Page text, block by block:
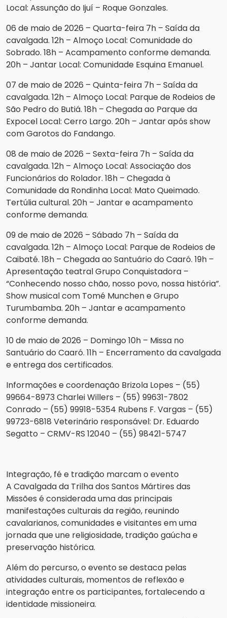
Local: Assunção do Ijuí – Roque Gonzales.
06 de maio de 2026 – Quarta-feira 7h – Saída da
cavalgada. 12h – Almoço Local: Comunidade do
Sobrado. 18h – Acampamento conforme demanda.
20h – Jantar Local: Comunidade Esquina Emanuel.
07 de maio de 2026 – Quinta-feira 7h – Saída da
cavalgada. 12h – Almoço Local: Parque de Rodeios de
São Pedro do Butiá. 18h – Chegada ao Parque da
Expocel Local: Cerro Largo. 20h – Jantar após show
com Garotos do Fandango.
08 de maio de 2026 – Sexta-feira 7h – Saída da
cavalgada. 12h – Almoço Local: Associação dos
Funcionários do Rolador. 18h – Chegada à
Comunidade da Rondinha Local: Mato Queimado.
Tertúlia cultural. 20h – Jantar e acampamento
conforme demanda.
09 de maio de 2026 – Sábado 7h – Saída da
cavalgada. 12h – Almoço Local: Parque de Rodeios de
Caibaté. 18h – Chegada ao Santuário do Caaró. 19h –
Apresentação teatral Grupo Conquistadora –
“Conhecendo nosso chão, nosso povo, nossa história”.
Show musical com Tomé Munchen e Grupo
Turumbamba. 20h – Jantar e acampamento
conforme demanda.
10 de maio de 2026 – Domingo 10h – Missa no
Santuário do Caaró. 11h – Encerramento da cavalgada
e entrega dos certificados.
Informações e coordenação Brizola Lopes – (55)
99664-8973 Charlei Willers – (55) 99631-7802
Conrado – (55) 99918-5354 Rubens F. Vargas – (55)
99723-6818 Veterinário responsável: Dr. Eduardo
Segatto – CRMV-RS 12040 – (55) 98421-5747
Integração, fé e tradição marcam o evento
A Cavalgada da Trilha dos Santos Mártires das
Missões é considerada uma das principais
manifestações culturais da região, reunindo
cavalarianos, comunidades e visitantes em uma
jornada que une religiosidade, tradição gaúcha e
preservação histórica.
Além do percurso, o evento se destaca pelas
atividades culturais, momentos de reflexão e
integração entre os participantes, fortalecendo a
identidade missioneira.